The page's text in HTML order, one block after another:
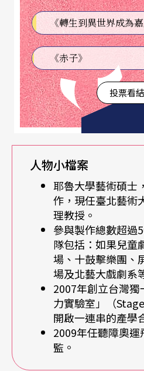
演、舞台設計提出的需求
機關的產出，都要透過各
Wikipedia到拍賣網站，尋
美系統，技術設計更像一
師傅、焊接師傅、道具師
中，偶爾會出現學生作業，
管空間大了三倍，作品實體
「因為每一齣戲都會有新
一轉身，他指著捲揚機介紹
氏』捲揚機（尤金，取自楊
揚機是劇場裡重要的心臟，
的捲揚機還可以驅動旋轉舞
軌道，也能拿來飛人。都是
西；旁邊的槓桿就是我新加
人就可以搬運。外加摩擦輪
《赤子》
投票看
人物小檔案
耶魯大學藝術碩士
作，現任臺北藝術
理教授。
參與製作總數超過
隊包括：如果兒童
場、十鼓擊樂團、
場及北藝大戲劇系
2007年創立台灣
力實驗室」（
開啟一連串的產學
2009年任聽障奧
監。